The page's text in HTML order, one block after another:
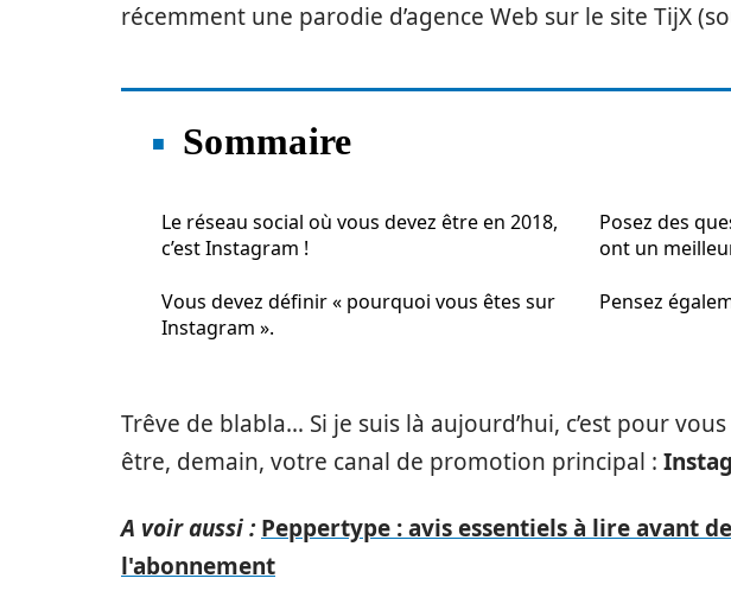
récemment une parodie d’agence Web sur le site TijX
Sommaire
Le réseau social où vous devez être en 2018,
c’est Instagram !
Vous devez définir « pourquoi vous êtes sur
Instagram ».
Posez des
ont un
Pensez
Trêve de blabla… Si je suis là aujourd’hui, c’est pour
être, demain, votre canal de promotion principal :
A voir aussi : Peppertype : avis essentiels à lire avant
l'abonnement